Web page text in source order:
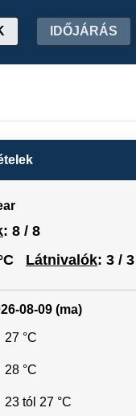
IDŐJÁRÁS
: 8 / 8
Látnivalók: 3 / 3
08-09 (ma)
27 °C
28 °C
23 tól 27 °C